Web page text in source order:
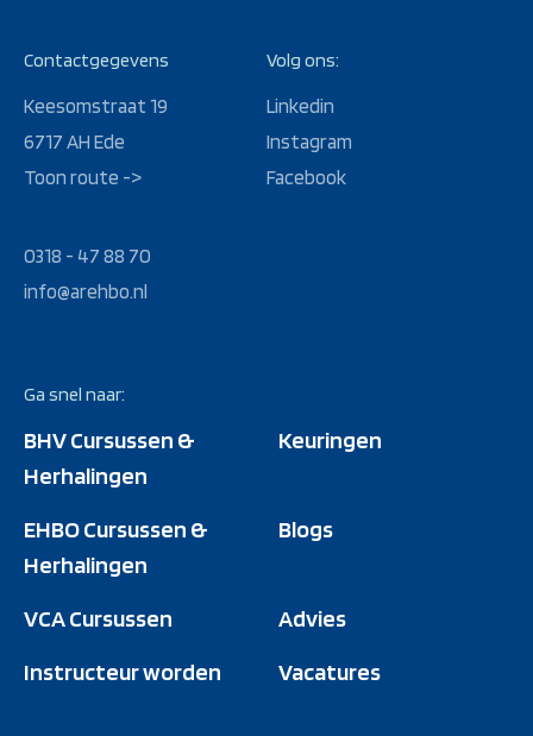
Contactgegevens
Keesomstraat 19
6717 AH Ede
Toon route ->
0318 - 47 88 70
info@arehbo.nl
Volg ons:
Linkedin
Instagram
Facebook
Ga snel naar:
BHV Cursussen &
Herhalingen
Keuringen
EHBO Cursussen &
Herhalingen
Blogs
VCA Cursussen
Advies
Instructeur worden
Vacatures